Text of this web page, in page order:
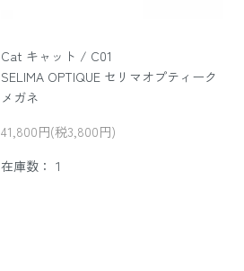
Cat キャット / C01
SELIMA OPTIQUE セリマオプティーク
メガネ
41,800円(税3,800円)
在庫数：１